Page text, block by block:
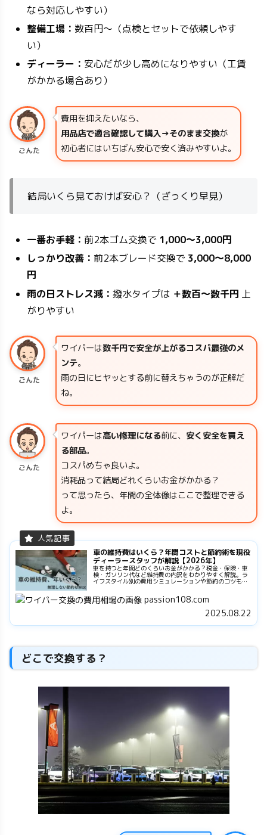
なら対応しやすい）
整備工場： 数百円〜（点検とセットで依頼しやす
い）
ディーラー： 安心だが少し高めになりやすい（工賃
がかかる場合あり）
ごんた
費用を抑えたいなら、
用品店で適合確認して購入→そのまま交換が
初心者にはいちばん安心で安く済みやすいよ。
結局いくら見ておけば安心？（ざっくり早見）
一番お手軽： 前2本ゴム交換で 1,000〜3,000円
しっかり改善： 前2本ブレード交換で 3,000〜8,000
円
雨の日ストレス減：撥水タイプは ＋数百〜数千円 上
がりやすい
ごんた
ワイパーは数千円で安全が上がるコスパ最強のメ
ンテ。
雨の日にヒヤッとする前に替えちゃうのが正解だ
ね。
ごんた
ワイパーは高い修理になる前に、 安く安全を買え
る部品。
コスパめちゃ良いよ。
消耗品って結局どれくらいお金がかかる？
って思ったら、年間の全体像はここで整理できる
よ。
車の維持費はいくら？年間コストと節約術を現役
ディーラースタッフが解説【2026年】
車を持つと年間どのくらいお金がかかる？税金・保険・車
検・ガソリン代など維持費の内訳をわかりやすく解説。ラ
イフスタイル別の費用シミュレーションや節約のコツも紹
passion108.com
2025.08.22
どこで交換する？